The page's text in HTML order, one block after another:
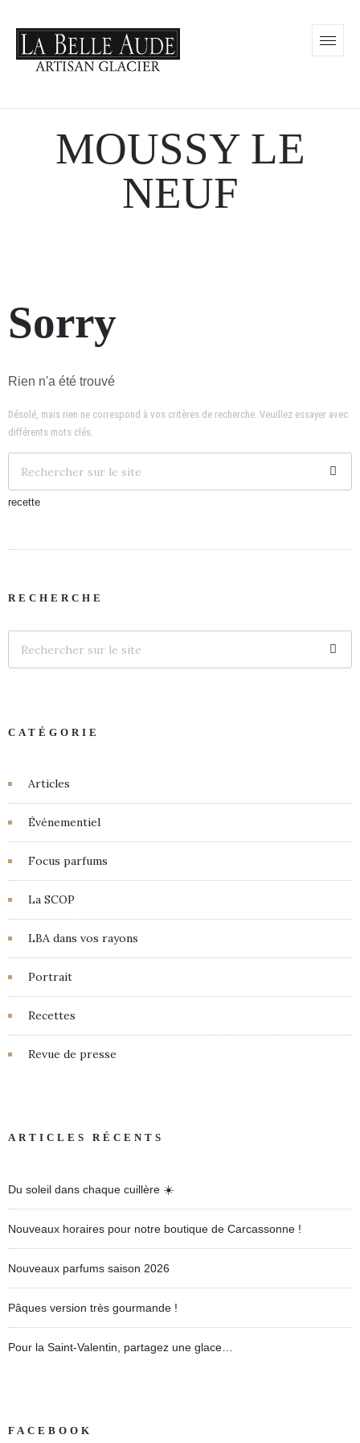
MOUSSY LE
NEUF
Sorry
Rien n'a été trouvé
Désolé, mais rien ne correspond à vos critères de recherche. Veuillez essayer avec
différents mots clés.
recette
RECHERCHE
CATÉGORIE
Articles
Événementiel
Focus parfums
La SCOP
LBA dans vos rayons
Portrait
Recettes
Revue de presse
ARTICLES RÉCENTS
Du soleil dans chaque cuillère ☀️
Nouveaux horaires pour notre boutique de Carcassonne !
Nouveaux parfums saison 2026
Pâques version très gourmande !
Pour la Saint-Valentin, partagez une glace…
FACEBOOK